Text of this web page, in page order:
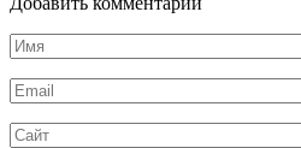
Имя
*
Email
*
Сайт